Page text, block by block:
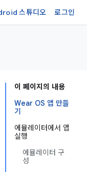
스튜디오 로그인
이 페이지의 내용
Wear OS 앱 만들
기
에뮬레이터에서 앱
실행
에뮬레이터 구
성